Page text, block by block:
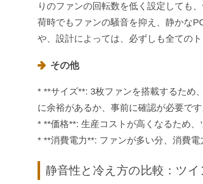
りのファンの回転数を低く設定しても
荷時でもファンの騒音を抑え、静かな
や、設計によっては、必ずしも全ての
その他
* **サイズ**: 3枚ファンを搭載するため
に余裕があるか、事前に確認が必要です
* **価格**: 生産コストが高くなるため
* **消費電力**: ファンが多い分、消費電
静音性と冷え方の比較：ツ